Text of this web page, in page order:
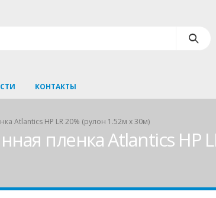
КОНТАКТЫ
Atlantics HP LR 20% (рулон 1.52м х 30м)
пленка Atlantics HP